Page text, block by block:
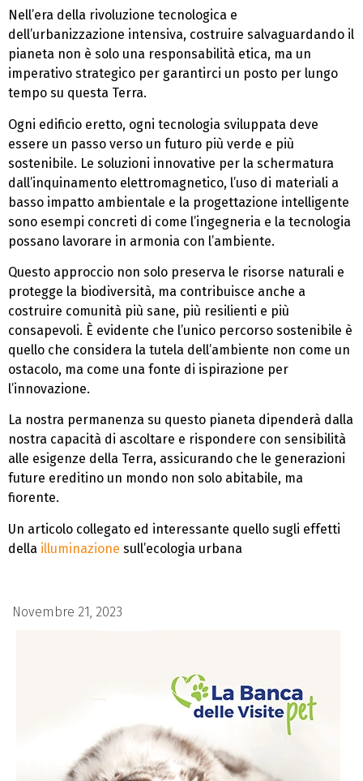
Nell’era della rivoluzione tecnologica e
dell’urbanizzazione intensiva, costruire salvaguardando il
pianeta non è solo una responsabilità etica, ma un
imperativo strategico per garantirci un posto per lungo
tempo su questa Terra.
Ogni edificio eretto, ogni tecnologia sviluppata deve
essere un passo verso un futuro più verde e più
sostenibile. Le soluzioni innovative per la schermatura
dall’inquinamento elettromagnetico, l’uso di materiali a
basso impatto ambientale e la progettazione intelligente
sono esempi concreti di come l’ingegneria e la tecnologia
possano lavorare in armonia con l’ambiente.
Questo approccio non solo preserva le risorse naturali e
protegge la biodiversità, ma contribuisce anche a
costruire comunità più sane, più resilienti e più
consapevoli. È evidente che l’unico percorso sostenibile è
quello che considera la tutela dell’ambiente non come un
ostacolo, ma come una fonte di ispirazione per
l’innovazione.
La nostra permanenza su questo pianeta dipenderà dalla
nostra capacità di ascoltare e rispondere con sensibilità
alle esigenze della Terra, assicurando che le generazioni
future ereditino un mondo non solo abitabile, ma
fiorente.
Un articolo collegato ed interessante quello sugli effetti
della illuminazione sull’ecologia urbana
Novembre 21, 2023